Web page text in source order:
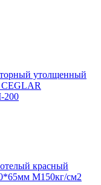
утолщенный
200
красный
М150кг/см2